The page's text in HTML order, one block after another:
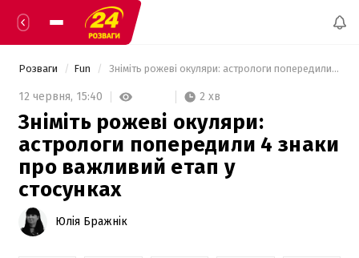
Розваги Fun Зніміть рожеві окуляри: астрологи попередили 4 знаки про важливий етап у стосунках
12 червня, 15:40 2 хв
Зніміть рожеві окуляри:
астрологи попередили 4 знаки
про важливий етап у
стосунках
Юлія Бражнік